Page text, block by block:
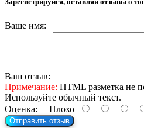
Ваше имя:
Ваш отзыв:
Примечание: HTML разметка не
Используйте обычный текст.
Оценка: Плохо
Отправить отзыв